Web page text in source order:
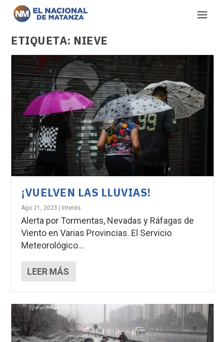
ETIQUETA: NIEVE
¡VUELVEN LAS LLUVIAS!
Ago 21, 2023 Interés
Alerta por Tormentas, Nevadas y Ráfagas de
Viento en Varias Provincias. El Servicio
Meteorológico...
LEER MÁS